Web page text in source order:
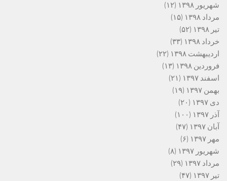
شهریور ۱۳۹۸
(۱۲)
مرداد ۱۳۹۸
(۱۵)
تیر ۱۳۹۸
(۵۲)
خرداد ۱۳۹۸
(۳۳)
اردیبهشت ۱۳۹۸
(۲۲)
فروردین ۱۳۹۸
(۱۳)
اسفند ۱۳۹۷
(۲۱)
بهمن ۱۳۹۷
(۱۹)
دی ۱۳۹۷
(۲۰)
آذر ۱۳۹۷
(۱۰۰)
آبان ۱۳۹۷
(۴۷)
مهر ۱۳۹۷
(۶)
شهریور ۱۳۹۷
(۸)
مرداد ۱۳۹۷
(۲۹)
تیر ۱۳۹۷
(۴۷)